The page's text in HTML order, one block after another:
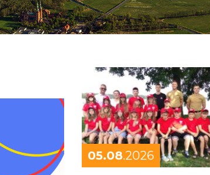
05.08.2026